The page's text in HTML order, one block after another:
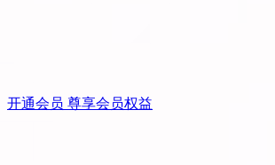
开通会员 尊享会员权益